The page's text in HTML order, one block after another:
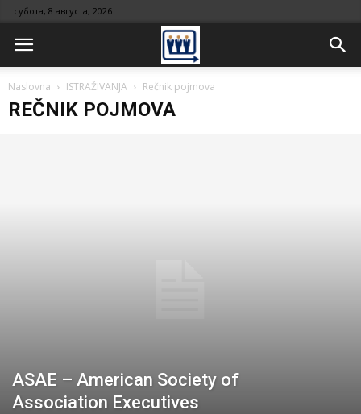
субота, 8 августа, 2026
Naslovna ISTRAŽIVANJA Rečnik pojmova
REČNIK POJMOVA
ASAE – American Society of
Association Executives